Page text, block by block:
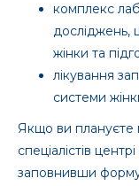
комплекс
досліджень,
жінки та
лікування
системи
Якщо ви плануєте
спеціалістів
заповнивши